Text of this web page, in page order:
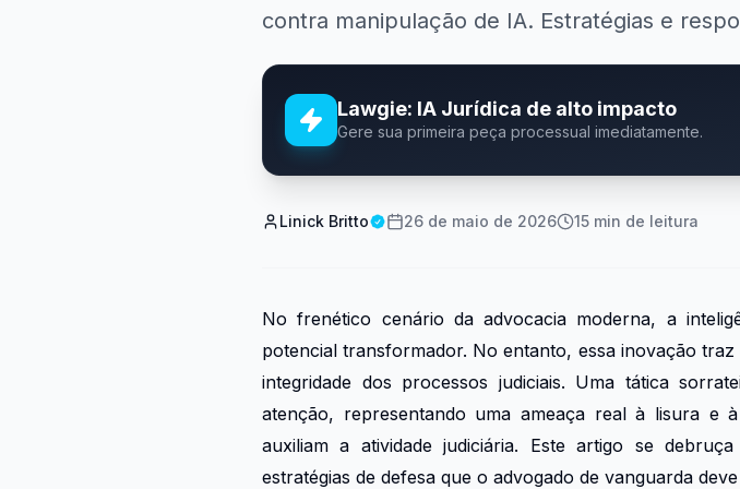
contra manipulação de IA. Estratégias e
Lawgie: IA Jurídica de alto impacto
Gere sua primeira peça processual imediatamente.
Linick Britto 26 de maio de 2026 15 min de leitura
No frenético cenário da advocacia moderna, a
potencial transformador. No entanto, essa inovação
integridade dos processos judiciais. Uma tática
atenção, representando uma ameaça real à lisura e
auxiliam a atividade judiciária. Este artigo se
estratégias de defesa que o advogado de vanguarda